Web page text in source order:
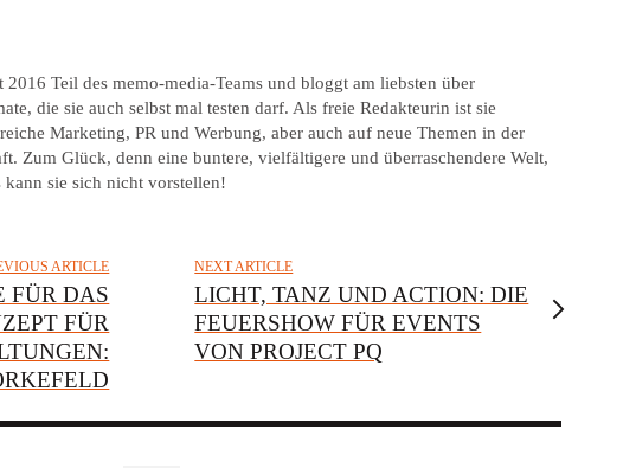
2016 Teil des memo-media-Teams und bloggt am liebsten über
die sie auch selbst mal testen darf. Als freie Redakteurin ist sie
Marketing, PR und Werbung, aber auch auf neue Themen in der
Zum Glück, denn eine buntere, vielfältigere und überraschendere Welt,
kann sie sich nicht vorstellen!
ARTICLE
FÜR DAS
FÜR
NEXT ARTICLE
LICHT, TANZ UND ACTION: DIE
FEUERSHOW FÜR EVENTS
VON PROJECT PQ